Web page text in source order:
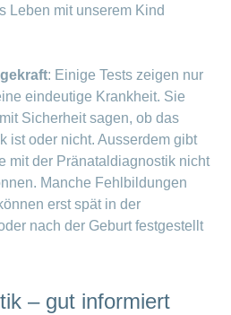
Lage des Kindes
wo sich die Nadel
sofort wieder und
bildet sich in
wieder nach. Das
den Zellen wird
untersucht.
Leben mit unserem Kind
: Einige Tests zeigen nur
eindeutige Krankheit. Sie
Sicherheit sagen, ob das
ist oder nicht. Ausserdem gibt
mit der Pränataldiagnostik nicht
Manche Fehlbildungen
erst spät in der
nach der Geburt festgestellt
– gut informiert